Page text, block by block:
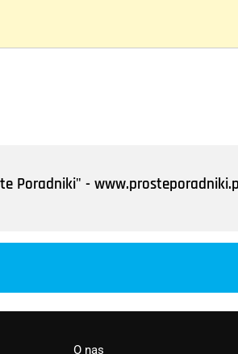
Poradniki" -
O nas